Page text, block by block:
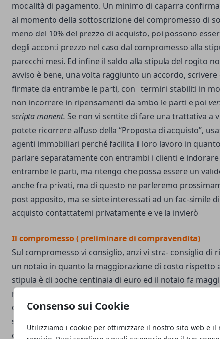
Consenso sui Cookie
Utilizziamo i cookie per ottimizzare il nostro sito web e il
modalità di pagamento. Un minimo di caparra
al momento della sottoscrizione del compromesso di
meno del 10% del prezzo di acquisto, poi possono
degli acconti prezzo nel caso dal compromesso alla
parecchi mesi. Ed infine il saldo alla stipula del rogito
avviso è bene, una volta raggiunto un accordo, scrivere
firmate da entrambe le parti, con i termini stabiliti in
non incorrere in ripensamenti da ambo le parti e poi
scripta manent. Se non vi sentite di fare una trattativa a
potete ricorrere all’uso della “Proposta di acquisto”,
agenti immobiliari perché facilita il loro lavoro in
parlare separatamente con entrambi i clienti e
entrambe le parti, ma ritengo che possa essere un
anche fra privati, ma di questo ne parleremo
post apposito, ma se siete interessati ad un fac-simile
acquisto contattatemi privatamente e ve la invierò
Il compromesso ( preliminare di compravendita)
Sul compromesso vi consiglio, anzi vi stra- consiglio di
un notaio in quanto la maggiorazione di costo rispetto
stipula è di poche centinaia di euro ed il notaio fa
rispetto a quelle che potete fare voi e vi garantisce la
dell’immobile già al compromesso assicurandovi che
state per fare è sicuro. Le imposte che versate al
compromesso vi verranno detratte al momento del